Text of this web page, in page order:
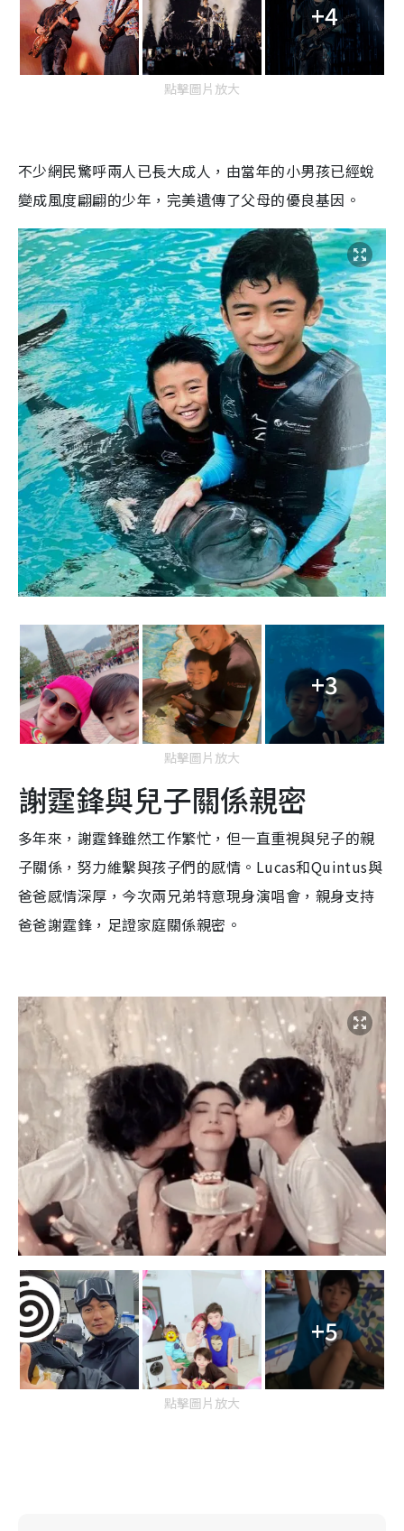
+4
點擊圖片放大
不少網民驚呼兩人已長大成人，由當年的小男孩已經蛻
變成風度翩翩的少年，完美遺傳了父母的優良基因。
+3
點擊圖片放大
謝霆鋒與兒子關係親密
多年來，謝霆鋒雖然工作繁忙，但一直重視與兒子的親
子關係，努力維繫與孩子們的感情。Lucas和Quintus與
爸爸感情深厚，今次兩兄弟特意現身演唱會，親身支持
爸爸謝霆鋒，足證家庭關係親密。
+5
點擊圖片放大